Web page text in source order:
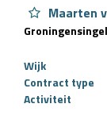
Maarten
Wijk
Contract type
Activiteit